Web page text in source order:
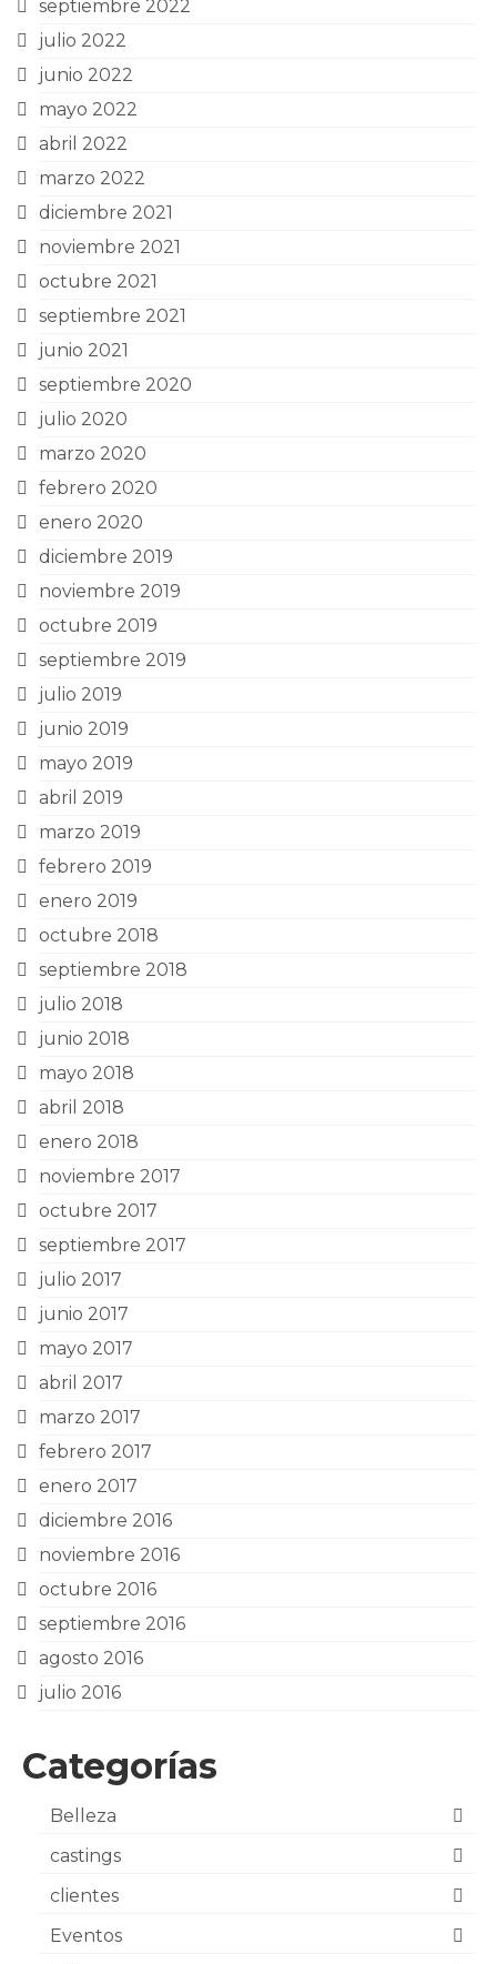
septiembre 2022
julio 2022
junio 2022
mayo 2022
abril 2022
marzo 2022
diciembre 2021
noviembre 2021
octubre 2021
septiembre 2021
junio 2021
septiembre 2020
julio 2020
marzo 2020
febrero 2020
enero 2020
diciembre 2019
noviembre 2019
octubre 2019
septiembre 2019
julio 2019
junio 2019
mayo 2019
abril 2019
marzo 2019
febrero 2019
enero 2019
octubre 2018
septiembre 2018
julio 2018
junio 2018
mayo 2018
abril 2018
enero 2018
noviembre 2017
octubre 2017
septiembre 2017
julio 2017
junio 2017
mayo 2017
abril 2017
marzo 2017
febrero 2017
enero 2017
diciembre 2016
noviembre 2016
octubre 2016
septiembre 2016
agosto 2016
julio 2016
Categorías
Belleza
castings
clientes
Eventos